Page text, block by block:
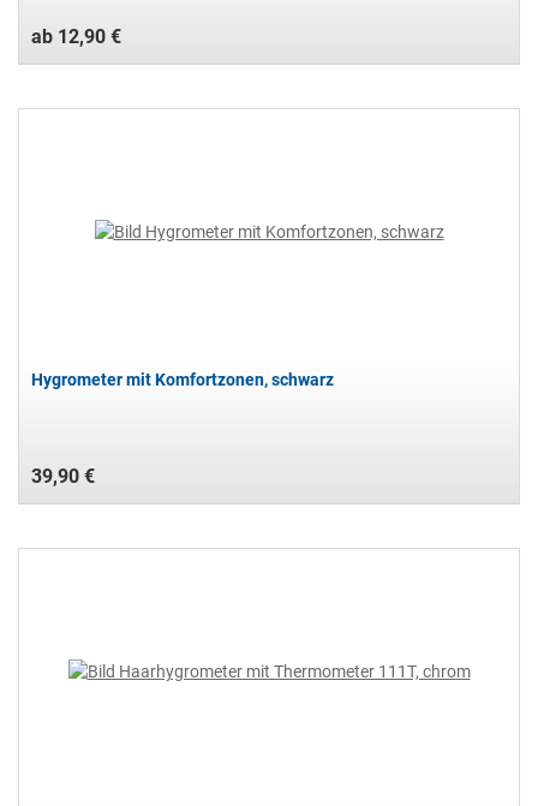
ab 12,90 €
Hygrometer mit Komfortzonen, schwarz
39,90 €